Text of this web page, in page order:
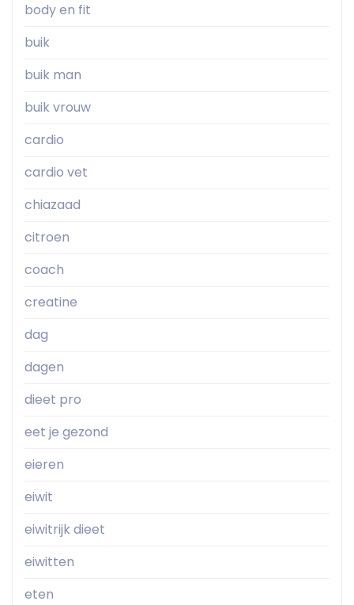
body en fit
buik
buik man
buik vrouw
cardio
cardio vet
chiazaad
citroen
coach
creatine
dag
dagen
dieet pro
eet je gezond
eieren
eiwit
eiwitrijk dieet
eiwitten
eten